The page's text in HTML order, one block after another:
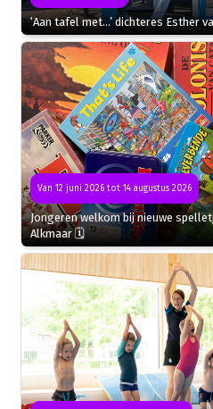
‘Aan tafel met…’ dichteres Esther
Van 12 juni 2026 tot 14 augustus 2026
Jongeren welkom bij nieuwe
Alkmaar 🗓